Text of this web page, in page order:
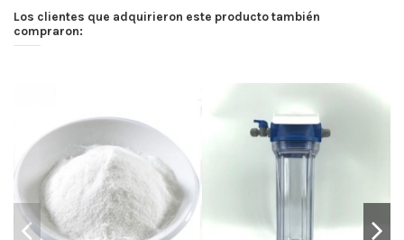
Los clientes que adquirieron este producto también
compraron: